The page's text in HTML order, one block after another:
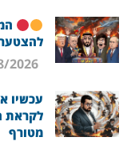
עכשיו
לקראת
מטורף